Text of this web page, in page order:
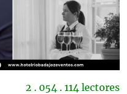
2 . 054 . 114 lectores